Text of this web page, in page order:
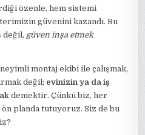
özenle, hem sistemi
güvenini kazandı. Bu
değil, güven inşa etmek
montaj ekibi ile çalışmak,
değil; evinizin ya da iş
demektir. Çünkü biz, her
ön planda tutuyoruz. Siz de bu